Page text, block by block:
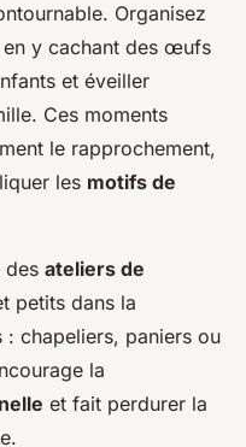
Organisez
y cachant des œufs
et éveiller
Ces moments
le rapprochement,
les motifs de
des ateliers de
petits dans la
chapeliers, paniers ou
la
et fait perdurer la